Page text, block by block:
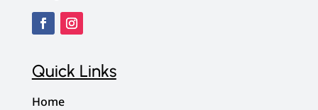
Quick Links
Home